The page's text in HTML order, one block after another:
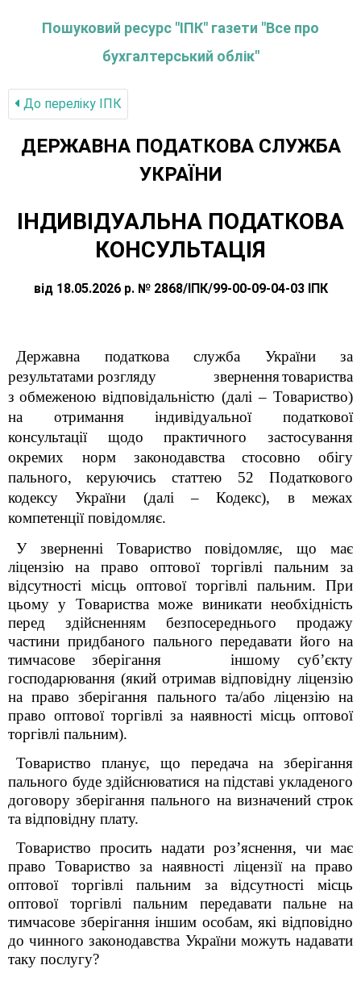
Пошуковий ресурс "ІПК" газети "Все про
бухгалтерський облік"
До переліку IПК
ДЕРЖАВНА ПОДАТКОВА СЛУЖБА
УКРАЇНИ
ІНДИВІДУАЛЬНА ПОДАТКОВА
КОНСУЛЬТАЦІЯ
від 18.05.2026 р. № 2868/ІПК/99-00-09-04-03 ІПК
Державна податкова служба України за
результатами розгляду зверненнятовариства
з обмеженою відповідальністю (далі – Товариство)
на отримання індивідуальної податкової
консультації щодо практичного застосування
окремих норм законодавства
стосовно обігу
пального,
керуючись статтею 52 Податкового
кодексу України (далі – Кодекс), в межах
компетенції повідомляє.
У зверненні Товариство повідомляє, що має
ліцензію на право оптової торгівлі пальним за
відсутності місць оптової торгівлі пальним. При
цьому у Товариства може виникати необхідність
перед здійсненням безпосереднього продажу
частини придбаного пального передавати його на
тимчасове зберігання іншому суб’єкту
господарювання (який отримав відповідну ліцензію
на право зберігання пального та/або ліцензію на
право оптової торгівлі за наявності місць оптової
торгівлі пальним).
Товариство планує, що передача на зберігання
пального буде здійснюватися на підставі укладеного
договору зберігання пального на визначений строк
та відповідну плату.
Товариство просить надати роз’яснення, чи має
право Товариство за наявності ліцензії на право
оптової торгівлі пальним за відсутності місць
оптової торгівлі пальним передавати пальне на
тимчасове зберігання іншим особам, які відповідно
до чинного законодавства України можуть надавати
таку послугу?